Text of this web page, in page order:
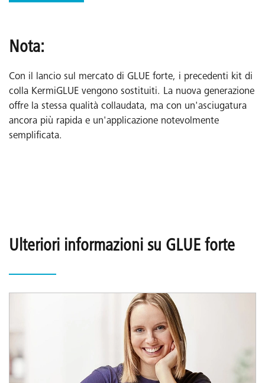
Nota:
Con il lancio sul mercato di GLUE forte, i precedenti kit di
colla KermiGLUE vengono sostituiti. La nuova generazione
offre la stessa qualità collaudata, ma con un'asciugatura
ancora più rapida e un'applicazione notevolmente
semplificata.
Ulteriori informazioni su GLUE forte